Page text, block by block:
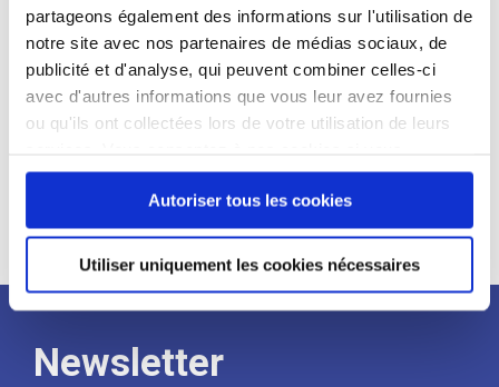
partageons également des informations sur l'utilisation de
notre site avec nos partenaires de médias sociaux, de
publicité et d'analyse, qui peuvent combiner celles-ci
avec d'autres informations que vous leur avez fournies
ou qu'ils ont collectées lors de votre utilisation de leurs
continuez à utiliser notre site Web.
Autoriser tous les cookies
Utiliser uniquement les cookies nécessaires
Expérience :
Processus
de
recrutement
Newsletter